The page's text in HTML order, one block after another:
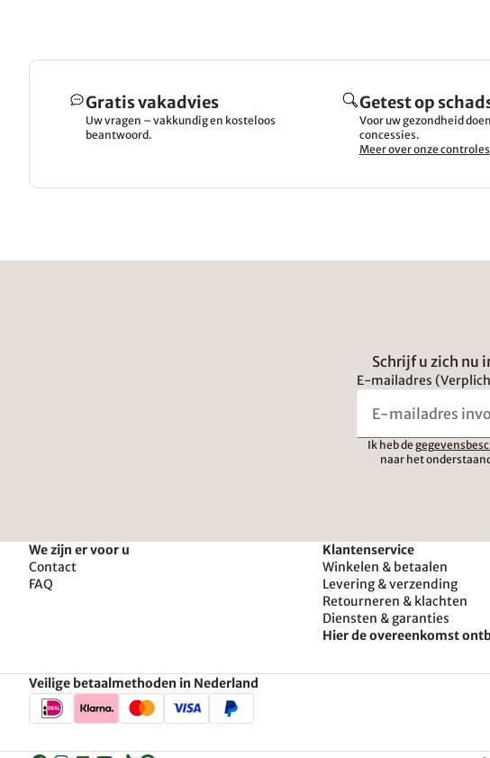
Gratis vakadvies
Uw vragen – vakkundig en kosteloos
beantwoord.
Getest op
Voor uw gezondheid
concessies.
Meer over onze controles
Schrijf u zich nu
E-mailadres
Ik heb de
naar het
We zijn er voor u
Contact
FAQ
Klantenservice
Winkelen & betaalen
Levering & verzending
Retourneren & klachten
Diensten & garanties
Hier de overeenkomst
Veilige betaalmethoden in Nederland